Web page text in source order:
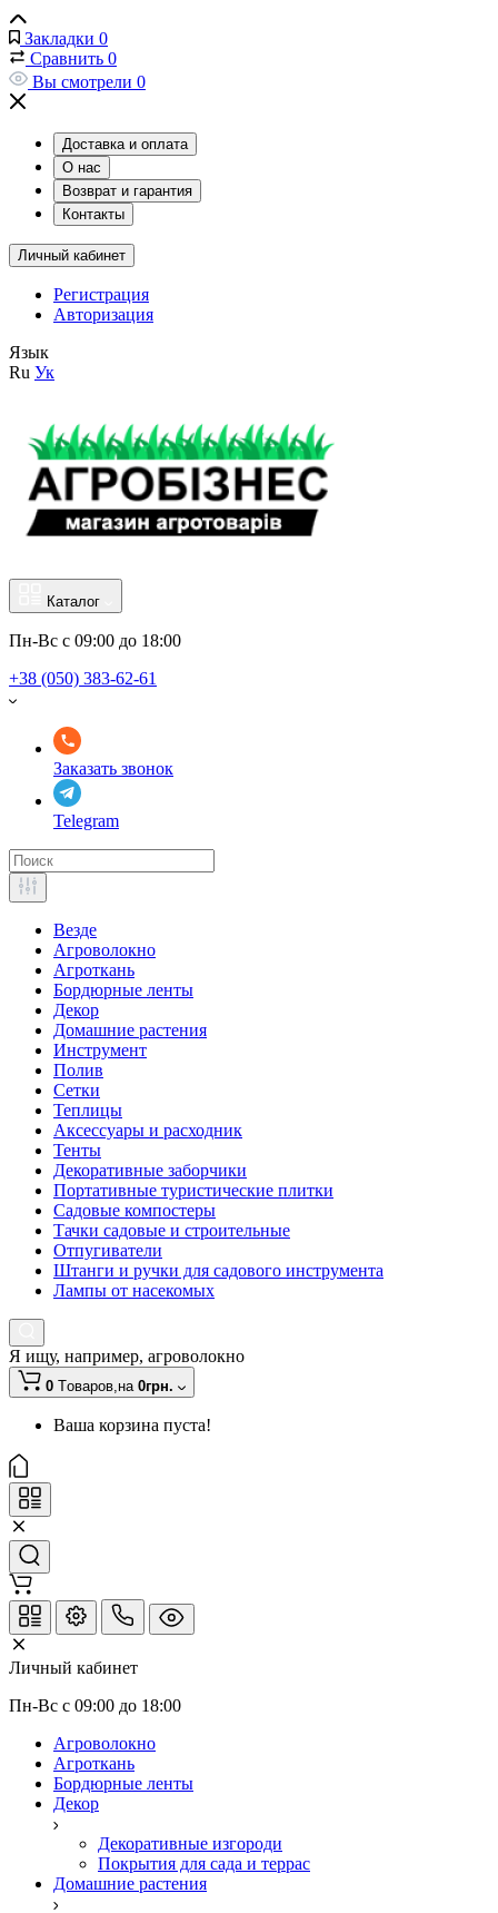
Закладки 0
Сравнить 0
Вы смотрели 0
Доставка и оплата
О нас
Возврат и гарантия
Контакты
Личный кабинет
Регистрация
Авторизация
Язык
Ru Ук
Каталог
Пн-Вс с 09:00 до 18:00
+38 (050) 383-62-61
Заказать звонок
Telegram
Везде
Агроволокно
Агроткань
Бордюрные ленты
Декор
Домашние растения
Инструмент
Полив
Сетки
Теплицы
Аксессуары и расходник
Тенты
Декоративные заборчики
Портативные туристические плитки
Садовые компостеры
Тачки садовые и строительные
Отпугиватели
Штанги и ручки для садового инструмента
Лампы от насекомых
Я ищу, например, агроволокно
0 Tоваров,на 0грн.
Ваша корзина пуста!
Личный кабинет
Пн-Вс с 09:00 до 18:00
Агроволокно
Агроткань
Бордюрные ленты
Декор
Декоративные изгороди
Покрытия для сада и террас
Домашние растения